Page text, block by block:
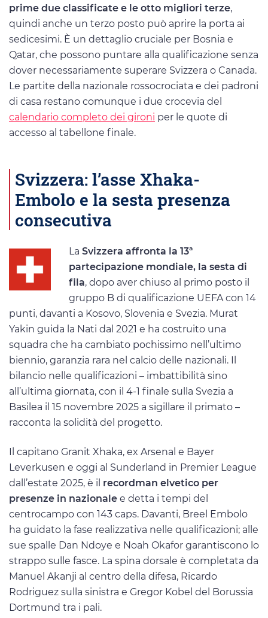
prime due classificate e le otto migliori terze,
quindi anche un terzo posto può aprire la porta ai
sedicesimi. È un dettaglio cruciale per Bosnia e
Qatar, che possono puntare alla qualificazione senza
dover necessariamente superare Svizzera o Canada.
Le partite della nazionale rossocrociata e dei padroni
di casa restano comunque i due crocevia del
calendario completo dei gironi per le quote di
accesso al tabellone finale.
Svizzera: l’asse Xhaka-
Embolo e la sesta presenza
consecutiva
La Svizzera affronta la 13ª
partecipazione mondiale, la sesta di
fila, dopo aver chiuso al primo posto il
gruppo B di qualificazione UEFA con 14
punti, davanti a Kosovo, Slovenia e Svezia. Murat
Yakin guida la Nati dal 2021 e ha costruito una
squadra che ha cambiato pochissimo nell’ultimo
biennio, garanzia rara nel calcio delle nazionali. Il
bilancio nelle qualificazioni – imbattibilità sino
all’ultima giornata, con il 4-1 finale sulla Svezia a
Basilea il 15 novembre 2025 a sigillare il primato –
racconta la solidità del progetto.
Il capitano Granit Xhaka, ex Arsenal e Bayer
Leverkusen e oggi al Sunderland in Premier League
dall’estate 2025, è il recordman elvetico per
presenze in nazionale e detta i tempi del
centrocampo con 143 caps. Davanti, Breel Embolo
ha guidato la fase realizzativa nelle qualificazioni; alle
sue spalle Dan Ndoye e Noah Okafor garantiscono lo
strappo sulle fasce. La spina dorsale è completata da
Manuel Akanji al centro della difesa, Ricardo
Rodriguez sulla sinistra e Gregor Kobel del Borussia
Dortmund tra i pali.